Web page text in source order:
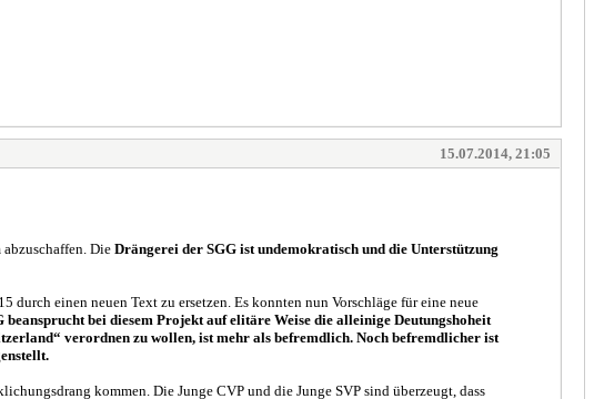
15.07.2014, 21:05
abzuschaffen. Die Drängerei der SGG ist undemokratisch und die Unterstützung
durch einen neuen Text zu ersetzen. Es konnten nun Vorschläge für eine neue
beansprucht bei diesem Projekt auf elitäre Weise die alleinige Deutungshoheit
verordnen zu wollen, ist mehr als befremdlich. Noch befremdlicher ist
kommen. Die Junge CVP und die Junge SVP sind überzeugt, dass